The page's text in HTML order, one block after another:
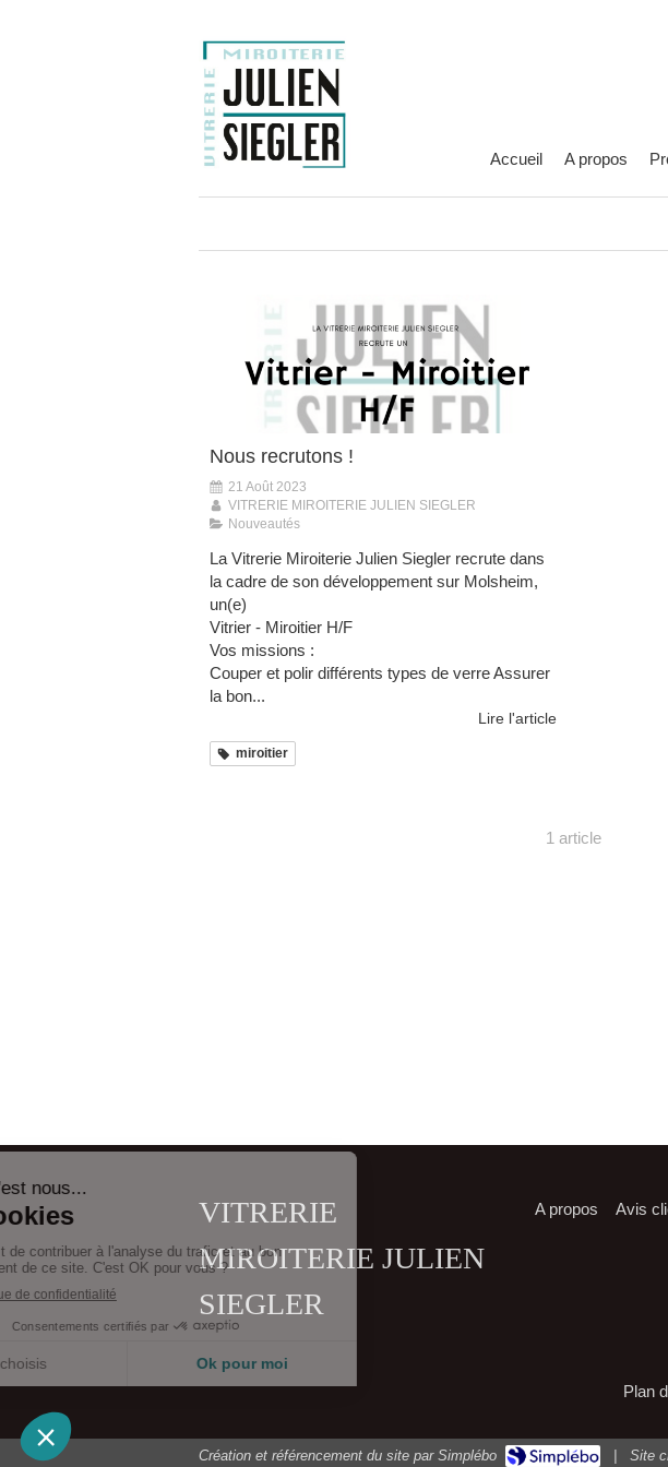
Accueil A propos
Nous recrutons !
21 Août 2023
VITRERIE MIROITERIE JULIEN SIEGLER
Nouveautés
La Vitrerie Miroiterie Julien Siegler recrute dans
la cadre de son développement sur Molsheim,
un(e)
Vitrier - Miroitier H/F
Vos missions :
Couper et polir différents types de verre Assurer
la bon...
Lire l'article
miroitier
1 article
VITRERIE
MIROITERIE JULIEN
SIEGLER
A propos Avis
Plan
Création et référencement du site par Simplébo Site